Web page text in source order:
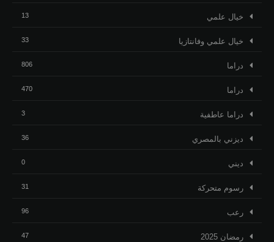
خيال علمي 13
خيال علمي وفانتازيا 33
دراما 806
دراما 470
دراما عاطفية 3
ديزني بالمصري 36
ديني 0
رسوم متحركة 31
رعب 96
رمضان 2025 47